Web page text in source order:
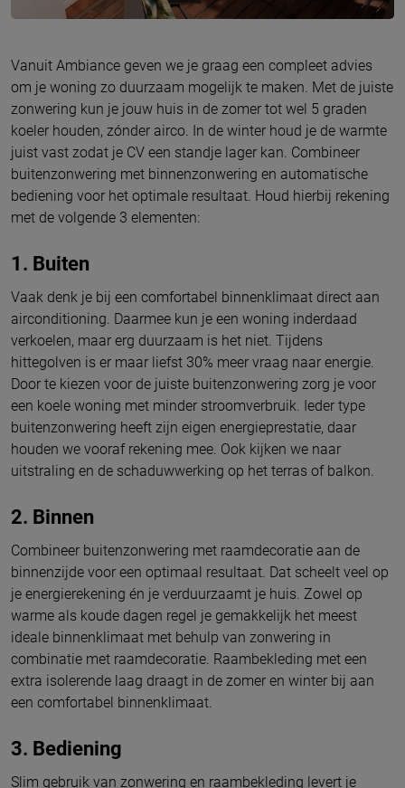
Vanuit Ambiance geven we je graag een compleet advies
om je woning zo duurzaam mogelijk te maken. Met de juiste
zonwering kun je jouw huis in de zomer tot wel 5 graden
koeler houden, zónder airco. In de winter houd je de warmte
juist vast zodat je CV een standje lager kan. Combineer
buitenzonwering met binnenzonwering en automatische
bediening voor het optimale resultaat. Houd hierbij rekening
met de volgende 3 elementen:
1. Buiten
Vaak denk je bij een comfortabel binnenklimaat direct aan
airconditioning. Daarmee kun je een woning inderdaad
verkoelen, maar erg duurzaam is het niet. Tijdens
hittegolven is er maar liefst 30% meer vraag naar energie.
Door te kiezen voor de juiste buitenzonwering zorg je voor
een koele woning met minder stroomverbruik. Ieder type
buitenzonwering heeft zijn eigen energieprestatie, daar
houden we vooraf rekening mee. Ook kijken we naar
uitstraling en de schaduwwerking op het terras of balkon.
2. Binnen
Combineer buitenzonwering met raamdecoratie aan de
binnenzijde voor een optimaal resultaat. Dat scheelt veel op
je energierekening én je verduurzaamt je huis. Zowel op
warme als koude dagen regel je gemakkelijk het meest
ideale binnenklimaat met behulp van zonwering in
combinatie met raamdecoratie. Raambekleding met een
extra isolerende laag draagt in de zomer en winter bij aan
een comfortabel binnenklimaat.
3. Bediening
Slim gebruik van zonwering en raambekleding levert je